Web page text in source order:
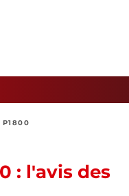
P1800
: l'avis des